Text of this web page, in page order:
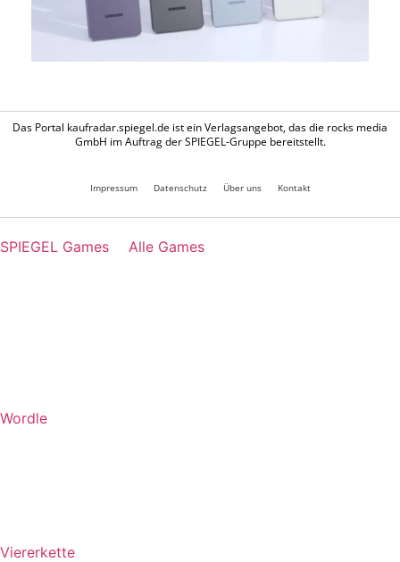
Das Portal kaufradar.spiegel.de ist ein Verlagsangebot, das die rocks media
GmbH im Auftrag der SPIEGEL-Gruppe bereitstellt.
Impressum Datenschutz Über uns Kontakt
SPIEGEL Games Alle Games
Wordle
Viererkette